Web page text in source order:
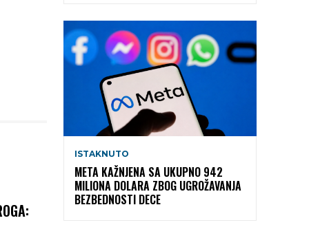
ISTAKNUTO
META KAŽNJENA SA UKUPNO 942
MILIONA DOLARA ZBOG UGROŽAVANJA
BEZBEDNOSTI DECE